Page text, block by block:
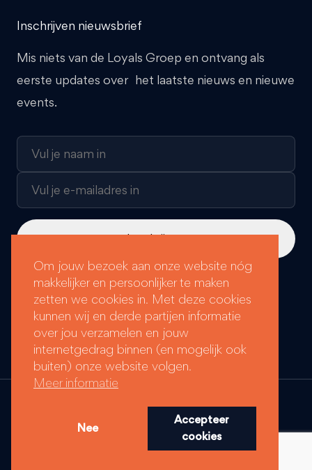
Inschrijven nieuwsbrief
Mis niets van de Loyals Groep en ontvang als
eerste updates over het laatste nieuws en nieuwe
events.
Loyals Groep labels:
© Copyright 2026 - Loyals Groep
Algemene voorwaarden
Privacy- en Cookiebeleid
Beleidsverklaring Corporate Social Responsibility
Om jouw bezoek aan onze website nóg
makkelijker en persoonlijker te maken
zetten we cookies in. Met deze cookies
kunnen wij en derde partijen informatie
over jou verzamelen en jouw
internetgedrag binnen (en mogelijk ook
buiten) onze website volgen.
Meer informatie
Nee
Accepteer
cookies